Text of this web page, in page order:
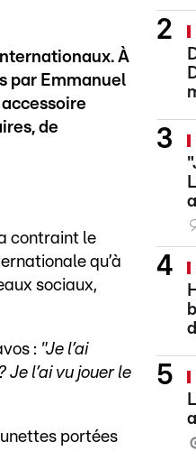
À
par Emmanuel
de
contraint le
qu’à
sociaux,
: "Je l’ai
Je l’ai vu jouer le
portées